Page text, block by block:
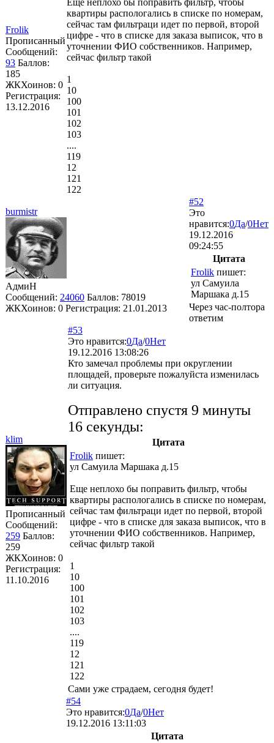
Frolik
Прописанный
Сообщений:
93 Баллов:
185
ЖКХоинов: 0
Регистрация:
13.12.2016
квартиры распологались в списке по номерам,
сейчас там фильтраци идет по первой, второй
цифре - что в списке для заказа выписок, что в
уточнении ФИО собственников. Например,
сейчас фильтр такой
1
10
100
101
102
103
....
119
12
121
122
burmistr
АдмиН
Сообщений: 24060 Баллов: 78019
ЖКХоинов: 0 Регистрация: 21.01.2013
#52
Это
нравится:0Да/0Нет
19.12.2016
09:24:55
Цитата
Frolik пишет:
ул Самуила
Маршака д.15
Через час-полтора
ответим
klim
Прописанный
Сообщений:
259 Баллов:
259
ЖКХоинов: 0
Регистрация:
11.10.2016
#53
Это нравится:0Да/0Нет
19.12.2016 13:08:26
Кто замечал проблемы при округлении
площадей, проверьте пожалуйста изменилась
ли ситуация.
Отправлено спустя 9 минуты
16 секунды:
Цитата
Frolik пишет:
ул Самуила Маршака д.15
Еще неплохо бы поправить фильтр, чтобы
квартиры распологались в списке по номерам,
сейчас там фильтраци идет по первой, второй
цифре - что в списке для заказа выписок, что в
уточнении ФИО собственников. Например,
сейчас фильтр такой
1
10
100
101
102
103
....
119
12
121
122
Сами уже страдаем, сегодня будет!
#54
Это нравится:0Да/0Нет
19.12.2016 13:11:03
Цитата